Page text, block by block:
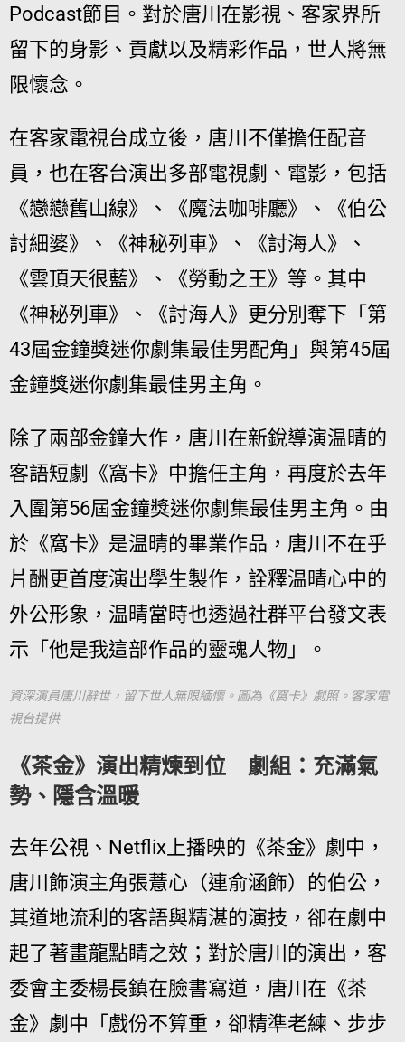
Podcast節目。對於唐川在影視、客家界所
留下的身影、貢獻以及精彩作品，世人將無
限懷念。
在客家電視台成立後，唐川不僅擔任配音
員，也在客台演出多部電視劇、電影，包括
《戀戀舊山線》、《魔法咖啡廳》、《伯公
討細婆》、《神秘列車》、《討海人》、
《雲頂天很藍》、《勞動之王》等。其中
《神秘列車》、《討海人》更分別奪下「第
43屆金鐘獎迷你劇集最佳男配角」與第45屆
金鐘獎迷你劇集最佳男主角。
除了兩部金鐘大作，唐川在新銳導演温晴的
客語短劇《窩卡》中擔任主角，再度於去年
入圍第56屆金鐘獎迷你劇集最佳男主角。由
於《窩卡》是温晴的畢業作品，唐川不在乎
片酬更首度演出學生製作，詮釋温晴心中的
外公形象，温晴當時也透過社群平台發文表
示「他是我這部作品的靈魂人物」。
資深演員唐川辭世，留下世人無限緬懷。圖為《窩卡》劇照。客家電
視台提供
《茶金》演出精煉到位 劇組：充滿氣
勢、隱含溫暖
去年公視、Netflix上播映的《茶金》劇中，
唐川飾演主角張薏心（連俞涵飾）的伯公，
其道地流利的客語與精湛的演技，卻在劇中
起了著畫龍點睛之效；對於唐川的演出，客
委會主委楊長鎮在臉書寫道，唐川在《茶
金》劇中「戲份不算重，卻精準老練、步步